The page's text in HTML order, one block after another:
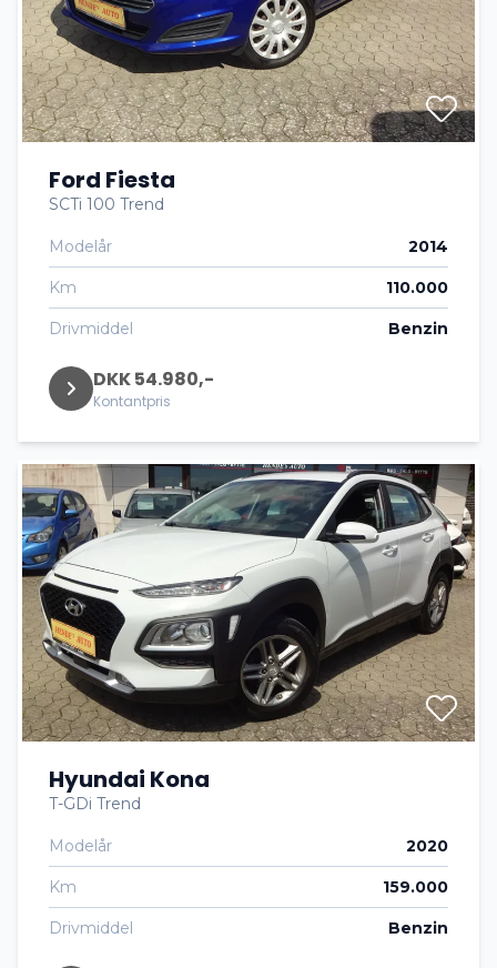
Ford Fiesta
SCTi 100 Trend
Modelår 2014
Km 110.000
Drivmiddel Benzin
DKK 54.980,-
Kontantpris
Hyundai Kona
T-GDi Trend
Modelår 2020
Km 159.000
Drivmiddel Benzin